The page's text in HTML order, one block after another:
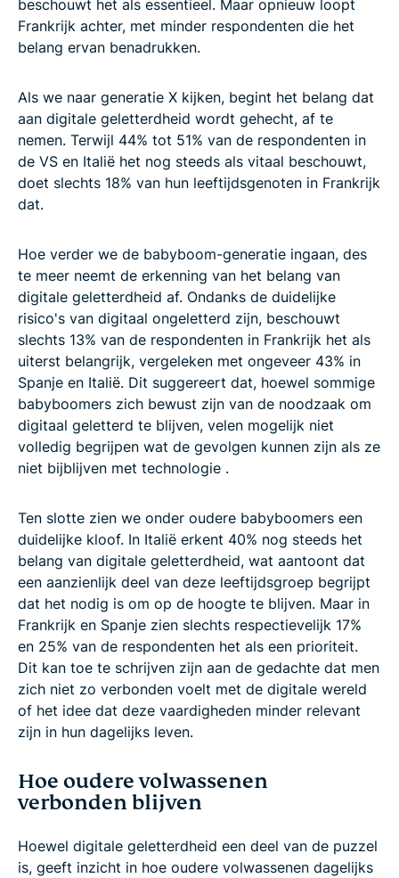
beschouwt het als essentieel. Maar opnieuw loopt
Frankrijk achter, met minder respondenten die het
belang ervan benadrukken.
Als we naar generatie X kijken, begint het belang dat
aan digitale geletterdheid wordt gehecht, af te
nemen. Terwijl 44% tot 51% van de respondenten in
de VS en Italië het nog steeds als vitaal beschouwt,
doet slechts 18% van hun leeftijdsgenoten in Frankrijk
dat.
Hoe verder we de babyboom-generatie ingaan, des
te meer neemt de erkenning van het belang van
digitale geletterdheid af. Ondanks de duidelijke
risico's van digitaal ongeletterd zijn, beschouwt
slechts 13% van de respondenten in Frankrijk het als
uiterst belangrijk, vergeleken met ongeveer 43% in
Spanje en Italië. Dit suggereert dat, hoewel sommige
babyboomers zich bewust zijn van de noodzaak om
digitaal geletterd te blijven, velen mogelijk niet
volledig begrijpen wat de gevolgen kunnen zijn als ze
niet bijblijven met technologie .
Ten slotte zien we onder oudere babyboomers een
duidelijke kloof. In Italië erkent 40% nog steeds het
belang van digitale geletterdheid, wat aantoont dat
een aanzienlijk deel van deze leeftijdsgroep begrijpt
dat het nodig is om op de hoogte te blijven. Maar in
Frankrijk en Spanje zien slechts respectievelijk 17%
en 25% van de respondenten het als een prioriteit.
Dit kan toe te schrijven zijn aan de gedachte dat men
zich niet zo verbonden voelt met de digitale wereld
of het idee dat deze vaardigheden minder relevant
zijn in hun dagelijks leven.
Hoe oudere volwassenen
verbonden blijven
Hoewel digitale geletterdheid een deel van de puzzel
is, geeft inzicht in hoe oudere volwassenen dagelijks